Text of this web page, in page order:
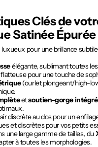
Clés de
Satinée Épurée
luxueux pour une brillance
élégante, sublimant toutes
pour une touche de
(ourlet plongeant/high-
etsoutien-gorge intégré
discrète au dos pour un
et discrètes pour vos petits
une large gamme de tailles, du
à toutes les morphologies.